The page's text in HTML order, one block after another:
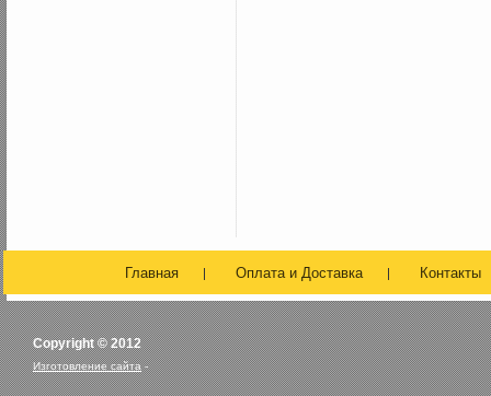
Главная Оплата и Доставка Контакты
Copyright © 2012
Изготовление сайта-